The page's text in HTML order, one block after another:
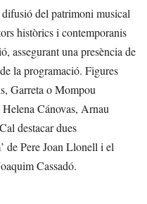
del patrimoni musical
històrics i contemporanis
assegurant una presència de
la programació. Figures
Garreta o Mompou
Cánovas, Arnau
destacar dues
de Pere Joan Llonell i el
Cassadó.